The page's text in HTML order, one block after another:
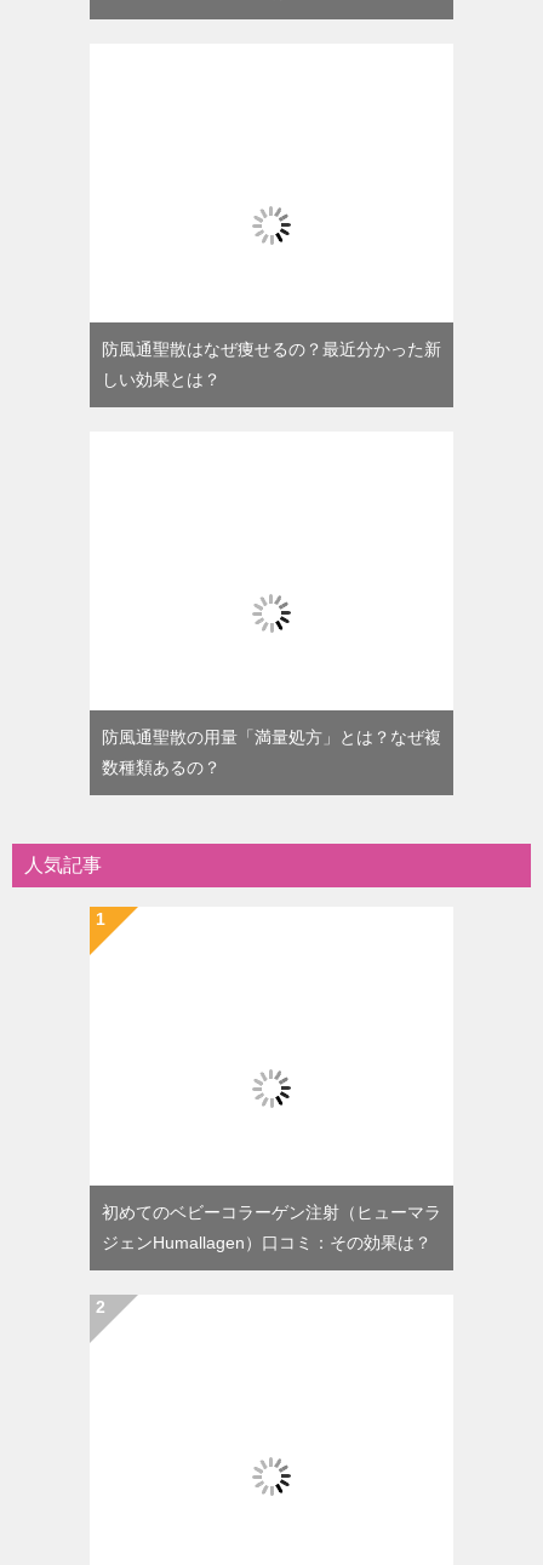
防風通聖散はなぜ痩せるの？最近分かった新
しい効果とは？
防風通聖散の用量「満量処方」とは？なぜ複
数種類あるの？
人気記事
初めてのベビーコラーゲン注射（ヒューマラ
ジェンHumallagen）口コミ：その効果は？